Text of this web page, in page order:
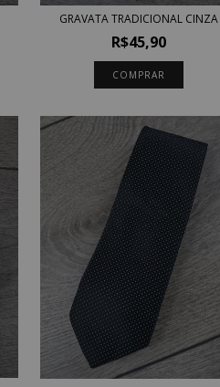
GRAVATA TRADICIONAL CINZA
R$45,90